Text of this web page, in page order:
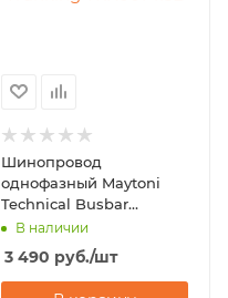
Шинопровод
однофазный Maytoni
Technical Busbar
Trunking TRX001-113B
В наличии
3 490 руб./шт